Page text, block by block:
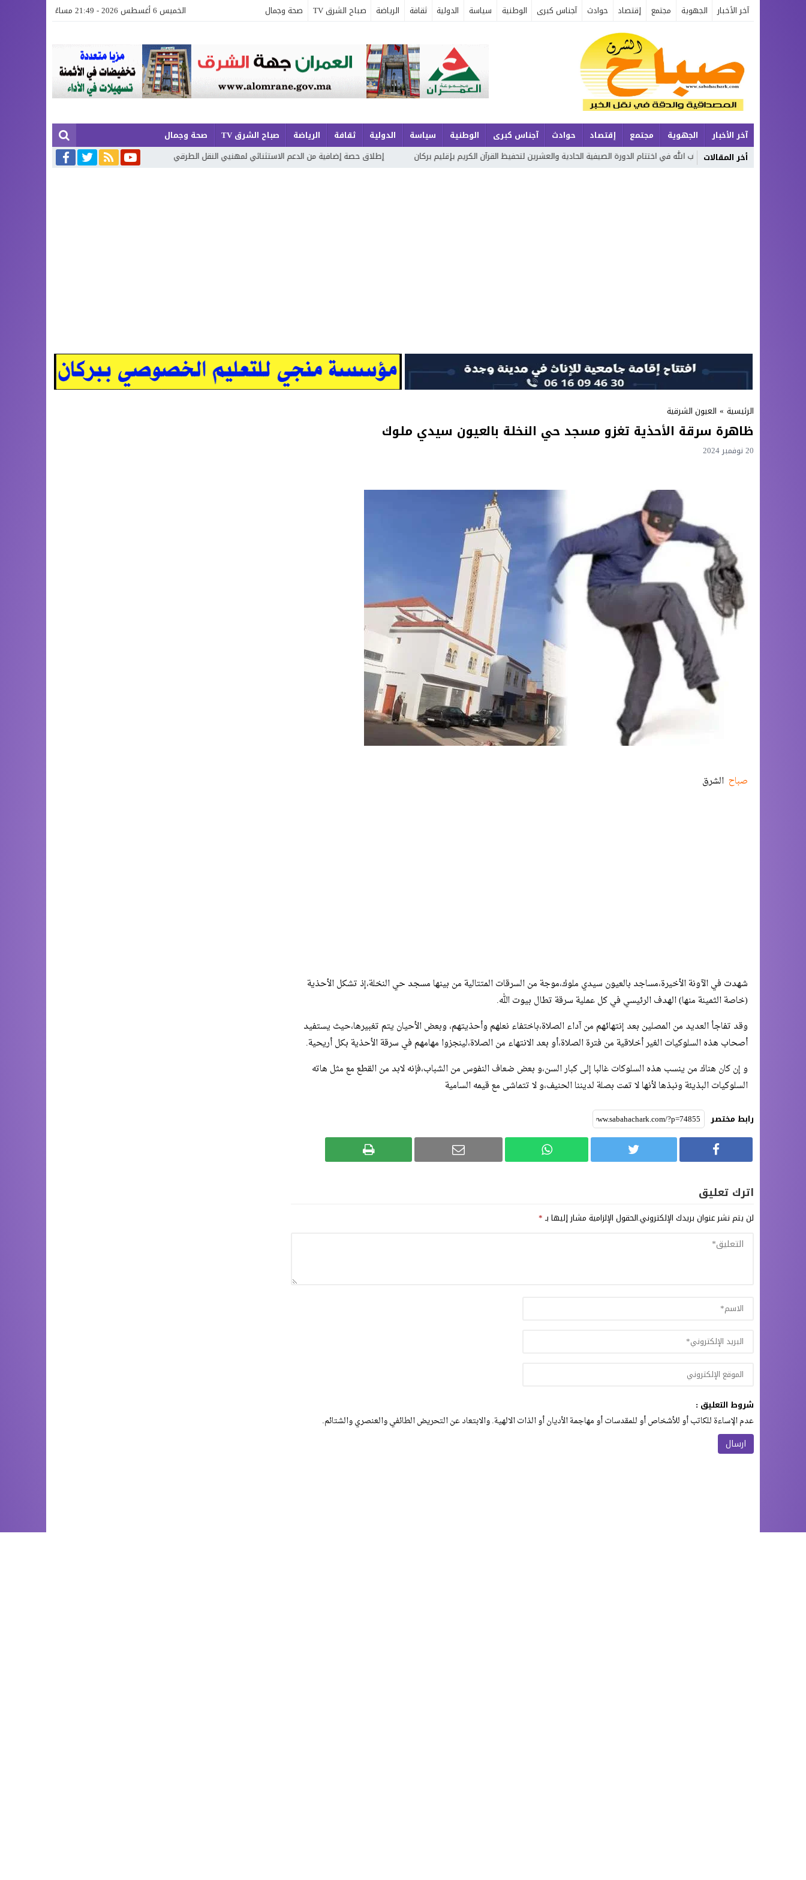
آخر الأخبار الجهوية مجتمع إقتصاد حوادث آجناس كبرى الوطنية سياسة الدولية ثقافة الرياضة صباح الشرق TV صحة وجمال الخميس 6 أغسطس 2026 - 21:49 مساءً
آخر الأخبار الجهوية مجتمع إقتصاد حوادث آجناس كبرى الوطنية سياسة الدولية ثقافة الرياضة صباح الشرق TV
صحة وجمال
أخر المقالات
تكريم حفظة كتاب الله في اختتام الدورة الصيفية الحادية والعشرين لتحفيظ القرآن الكريم بإقليم بركان إطلاق حصة إضافية من الدعم الاستثنائي لمهنيي النقل الطرقي أكوام النفايات تحاصر السعيدية… والمسؤولون
الرئيسية » العيون الشرقية
ظاهرة سرقة الأحذية تغزو مسجد حي النخلة بالعيون سيدي ملوك
20 نوفمبر 2024
صباح الشرق
شهدت في الآونة الأخيرة،مساجد بالعيون سيدي ملوك،موجة من السرقات المتتالية من بينها مسجد حي النخلة،إذ تشكل الأحذية
(خاصة الثمينة منها) الهدف الرئيسي في كل عملية سرقة تطال بيوت الله.
وقد تفاجأ العديد من المصلين بعد إنتهائهم من آداء الصلاة،باختفاء نعلهم وأحذيتهم، وبعض الأحيان يتم تغبيرها،حيث يستفيد
أصحاب هذه السلوكيات الغير أخلاقية من فترة الصلاة،أو بعد الانتهاء من الصلاة،لينجزوا مهامهم في سرقة الأحذية بكل أريحية.
و إن كان هناك من ينسب هذه السلوكات غالبا إلى كبار السن،و بعض ضعاف النفوس من الشباب،فإنه لابد من القطع مع مثل هاته
السلوكيات البذيئة ونبذها لأنها لا تمت بصلة لديننا الحنيف،و لا تتماشى مع قيمه السامية
رابط مختصر
اترك تعليق
لن يتم نشر عنوان بريدك الإلكتروني.الحقول الإلزامية مشار إليها بـ*
شروط التعليق :
عدم الإساءة للكاتب أو للأشخاص أو للمقدسات أو مهاجمة الأديان أو الذات الالهية. والابتعاد عن التحريض الطائفي والعنصري والشتائم.